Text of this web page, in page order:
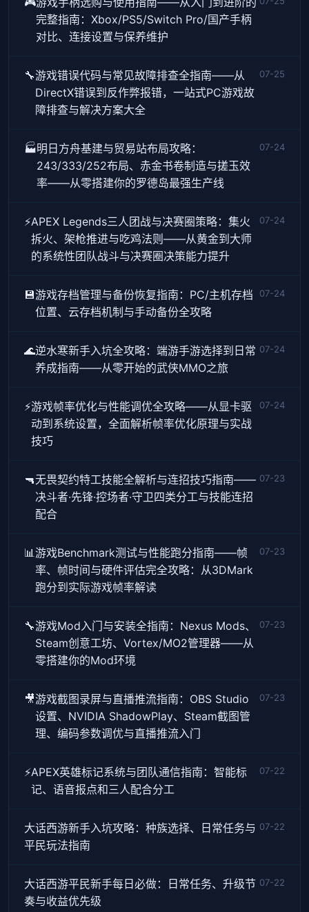
完整指南：Xbox/PS5/Switch Pro/国产手柄
对比、连接设置与保养维护
🔧游戏错误代码与常见故障排查全指南——从
DirectX错误到反作弊报错，一站式PC游戏故
障排查与解决方案大全
07-25
🏭明日方舟基建与贸易站布局攻略：
243/333/252布局、赤金书卷制造与搓玉效
率——从零搭建你的罗德岛最强生产线
07-24
⚡APEX Legends三人团战与决赛圈策略：集火
拆火、架枪推进与吃鸡法则——从黄金到大师
的系统性团队战斗与决赛圈决策能力提升
07-24
💾游戏存档管理与备份恢复指南：PC/主机存档
位置、云存档机制与手动备份全攻略
07-24
🌊逆水寒新手入坑全攻略：端游手游选择到日常
养成指南——从零开始的武侠MMO之旅
07-24
⚡游戏帧率优化与性能调优全攻略——从显卡驱
动到系统设置，全面解析帧率优化原理与实战
技巧
07-24
🔫无畏契约特工技能全解析与连招技巧指南——
决斗者·先锋·控场者·守卫四类分工与技能连招
配合
07-23
📊游戏Benchmark测试与性能跑分指南——帧
率、帧时间与硬件评估完全攻略：从3DMark
跑分到实际游戏帧率解读
07-23
🔧游戏Mod入门与安装全指南：Nexus Mods、
Steam创意工坊、Vortex/MO2管理器——从
零搭建你的Mod环境
07-23
🎥游戏截图录屏与直播推流指南：OBS Studio
设置、NVIDIA ShadowPlay、Steam截图管
理、编码参数调优与直播推流入门
07-23
⚡APEX英雄标记系统与团队通信指南：智能标
记、语音报点和三人配合分工
07-22
大话西游新手入坑攻略：种族选择、日常任务与
平民玩法指南
07-22
大话西游平民新手每日必做：日常任务、升级节
奏与收益优先级
07-22